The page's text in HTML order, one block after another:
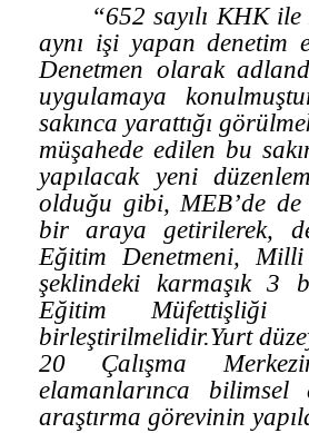
“652 sayılı KHK
aynı işi yapan denetim
Denetmen olarak
uygulamaya
sakınca yarattığı
müşahede edilen bu
yapılacak yeni
olduğu gibi, MEB’de
bir araya getirilerek,
Eğitim Denetmeni,
şeklindeki karmaşık 3
Eğitim Müfettişliği
birleştirilmelidir.Yurt
20 Çalışma
elamanlarınca
araştırma görevinin